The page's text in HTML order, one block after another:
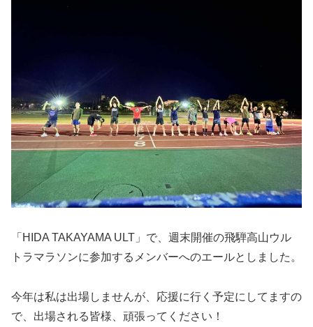
「HIDA TAKAYAMA ULT」で、週末開催の飛騨高山ウル
トラマラソンに参加するメンバーへのエールとしました。
今年は私は出場しませんが、応援に行く予定にしてますの
で、出場される皆様、頑張ってください！